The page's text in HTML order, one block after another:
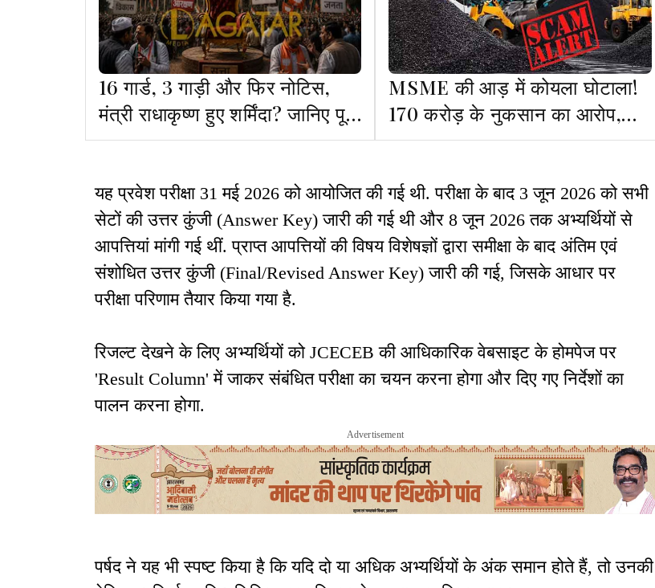
16 गार्ड, 3 गाड़ी और फिर नोटिस,
मंत्री राधाकृष्ण हुए शर्मिंदा? जानिए पूरी
वजह...
MSME की आड़ में कोयला घोटाला!
170 करोड़ के नुकसान का आरोप,
ED जांच की मांग
यह प्रवेश परीक्षा 31 मई 2026 को आयोजित की गई थी. परीक्षा के बाद 3 जून 2026 को सभी
सेटों की उत्तर कुंजी (Answer Key) जारी की गई थी और 8 जून 2026 तक अभ्यर्थियों से
आपत्तियां मांगी गई थीं. प्राप्त आपत्तियों की विषय विशेषज्ञों द्वारा समीक्षा के बाद अंतिम एवं
संशोधित उत्तर कुंजी (Final/Revised Answer Key) जारी की गई, जिसके आधार पर
परीक्षा परिणाम तैयार किया गया है.
रिजल्ट देखने के लिए अभ्यर्थियों को JCECEB की आधिकारिक वेबसाइट के होमपेज पर
'Result Column' में जाकर संबंधित परीक्षा का चयन करना होगा और दिए गए निर्देशों का
पालन करना होगा.
Advertisement
पर्षद ने यह भी स्पष्ट किया है कि यदि दो या अधिक अभ्यर्थियों के अंक समान होते हैं, तो उनकी